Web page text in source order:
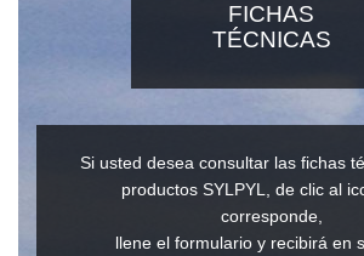
FICHAS
TÉCNICAS
Si usted desea consultar las fichas
productos SYLPYL, de clic al
corresponde,
llene el formulario y recibirá en